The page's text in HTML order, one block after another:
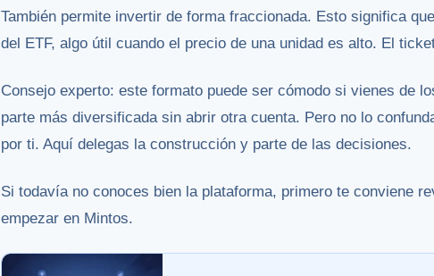
También permite invertir de forma fraccionada. Esto significa
del ETF, algo útil cuando el precio de una unidad es alto. El
Consejo experto: este formato puede ser cómodo si vienes de
parte más diversificada sin abrir otra cuenta. Pero no lo
por ti. Aquí delegas la construcción y parte de las decisiones.
Si todavía no conoces bien la plataforma, primero te conviene
empezar en Mintos.